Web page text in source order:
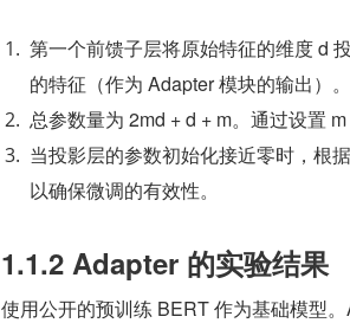
第一个前馈子层将原始特征的维度 d
的特征（作为 Adapter 模块的输出）。
总参数量为 2md + d + m。通过设置
当投影层的参数初始化接近零时，根
以确保微调的有效性。
1.1.2 Adapter 的实验结果
使用公开的预训练 BERT 作为基础模型